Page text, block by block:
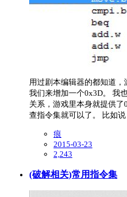
用过剧本编辑器的都知道，
我们来增加一个0x3D。 我
关系，游戏里本身就提供
查指令集就可以了。 比如说
痕
2015-03-23
2,243
(破解相关)常用指令集